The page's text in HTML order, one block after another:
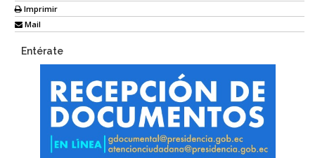
Imprimir
Mail
Entérate